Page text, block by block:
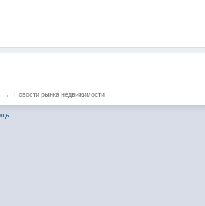
→ Новости рынка недвижимости